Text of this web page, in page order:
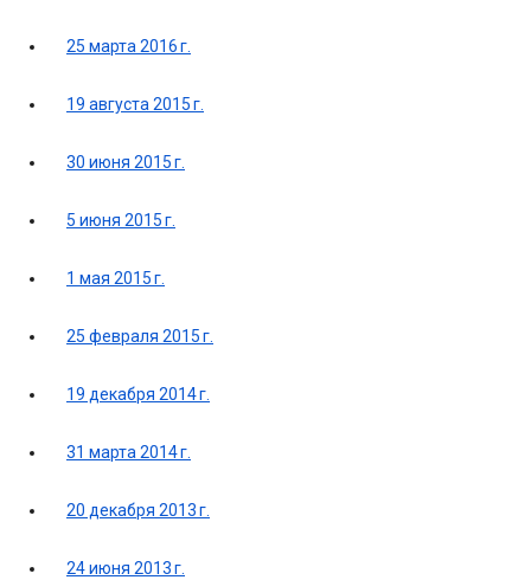
25 марта 2016 г.
19 августа 2015 г.
30 июня 2015 г.
5 июня 2015 г.
1 мая 2015 г.
25 февраля 2015 г.
19 декабря 2014 г.
31 марта 2014 г.
20 декабря 2013 г.
24 июня 2013 г.